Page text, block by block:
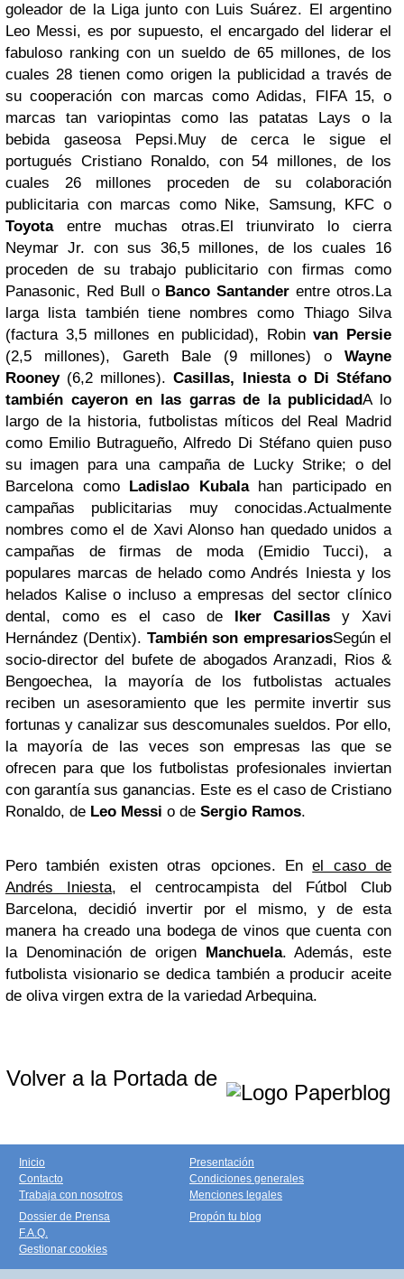
goleador de la Liga junto con Luis Suárez. El argentino
Leo Messi, es por supuesto, el encargado del liderar el
fabuloso ranking con un sueldo de 65 millones, de los
cuales 28 tienen como origen la publicidad a través de
su cooperación con marcas como Adidas, FIFA 15, o
marcas tan variopintas como las patatas Lays o la
bebida gaseosa Pepsi.Muy de cerca le sigue el
portugués Cristiano Ronaldo, con 54 millones, de los
cuales 26 millones proceden de su colaboración
publicitaria con marcas como Nike, Samsung, KFC o
Toyotaentre muchas otras.El triunvirato lo cierra
Neymar Jr. con sus 36,5 millones, de los cuales 16
proceden de su trabajo publicitario con firmas como
Panasonic, Red Bull o Banco Santander entre otros.La
larga lista también tiene nombres como Thiago Silva
(factura 3,5 millones en publicidad), Robinvan Persie
(2,5 millones), Gareth Bale (9 millones) o Wayne
Rooney(6,2 millones).Casillas, Iniesta o Di Stéfano
también cayeron en las garras de la publicidadA lo
largo de la historia, futbolistas míticos del Real Madrid
como Emilio Butragueño, Alfredo Di Stéfano quien puso
su imagen para una campaña de Lucky Strike; o del
Barcelona como Ladislao Kubalahan participado en
campañas publicitarias muy conocidas.Actualmente
nombres como el de Xavi Alonso han quedado unidos a
campañas de firmas de moda (Emidio Tucci), a
populares marcas de helado como Andrés Iniesta y los
helados Kalise o incluso a empresas del sector clínico
dental, como es el caso de Iker Casillas y Xavi
Hernández (Dentix). También son empresariosSegún el
socio-director del bufete de abogados Aranzadi, Rios &
Bengoechea, la mayoría de los futbolistas actuales
reciben un asesoramiento que les permite invertir sus
fortunas y canalizar sus descomunales sueldos. Por ello,
la mayoría de las veces son empresas las que se
ofrecen para que los futbolistas profesionales inviertan
con garantía sus ganancias. Este es el caso de Cristiano
Ronaldo, de Leo Messi o de Sergio Ramos.
Pero también existen otras opciones. Enel caso de
Andrés Iniesta, el centrocampista del Fútbol Club
Barcelona, decidió invertir por el mismo, y de esta
manera ha creado una bodega de vinos que cuenta con
la Denominación de origen Manchuela. Además, este
futbolista visionario se dedica también a producir aceite
de oliva virgen extra de la variedad Arbequina.
Volver a la Portada de
Inicio
Contacto
Trabaja con nosotros
Presentación
Condiciones generales
Menciones legales
Dossier de Prensa
F.A.Q.
Gestionar cookies
Propón tu blog